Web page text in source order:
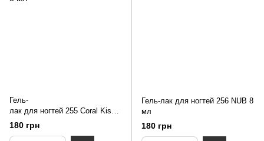
Гель-
лак для ногтей 255 Coral Kiss
NUB 8 мл
180 грн
Гель-лак для ногтей 256 NUB 8
мл
180 грн